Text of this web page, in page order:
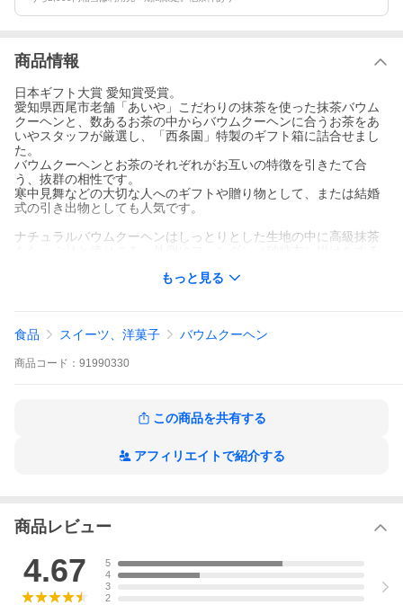
商品情報
日本ギフト大賞 愛知賞受賞。
愛知県西尾市老舗「あいや」こだわりの抹茶を使った抹茶バウム
クーヘンと、数あるお茶の中からバウムクーヘンに合うお茶をあ
いやスタッフが厳選し、「西条園」特製のギフト箱に詰合せまし
た。
バウムクーヘンとお茶のそれぞれがお互いの特徴を引きたて合
う、抜群の相性です。
寒中見舞などの大切な人へのギフトや贈り物として、または結婚
式の引き出物としても人気です。
ナチュラルバウムクーヘンはしっとりとした生地の中に高級抹茶
られた上品な大人のスイーツです。
賞味期限：25日程度
保存方法：涼しい場所に保存し、高温多湿は避けて下さい。
原材料名：茶（国産）
外箱サイズ：287(W)×174(D)×87(H)mm
備考：※この商品は常温便にて発送いたします。
ギフトセットをご用意しました。
もっと見る
食品 スイーツ、洋菓子 バウムクーヘン
商品 コード： 91990330
この商品を共有する
アフィリエイトで紹介する
商品レビュー
4.67
5
4
3
2